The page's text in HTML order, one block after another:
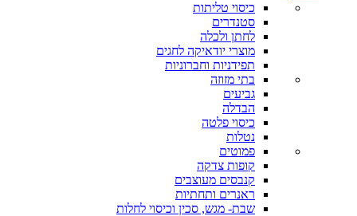
כיסוי טליתות
סטנדרים
לחתן ולכלה
מוצרי יודאיקה לחגים
תפידניות וחברוניות
בתי מזוזה
גביעים
הבדלה
כיסוי פלטה
נטלות
פמוטים
קופות צדקה
קנבסים מעוצבים
ראנרים ותחתיות
שבת- מגש, סכין וכיסוי לחלות